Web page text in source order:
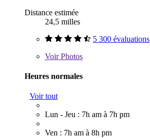
Distance estimée
24,5 milles
5 300 évaluations
VoirPhotos
Heures normales
Voir tout
Lun - Jeu : 7h am à 7h pm
Ven : 7h am à 8h pm